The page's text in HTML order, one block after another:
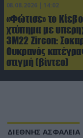
08.08.2026 | 14:02
«Φώτισε» το
χτύπημα με
3M22 Zircon:
Ουκρανός
στιγμή (βίντεο)
ΔΙΕΘΝΗΣ ΑΣΦΑΛΕΙΑ